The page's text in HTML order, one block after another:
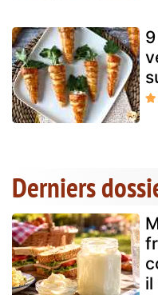
Derniers
il